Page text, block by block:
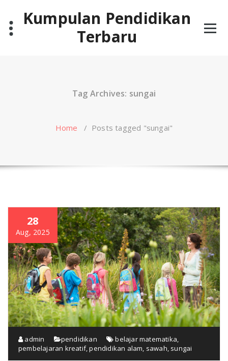
contentKumpulan Pendidikan
Terbaru
Tag Archives: sungai
Home / Posts tagged "sungai"
28
Aug, 2025
admin pendidikan belajar matematika
pembelajaran kreatif,pendidikan alam sawah sungai